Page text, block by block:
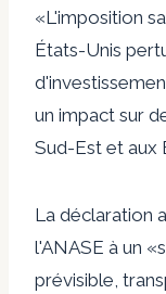
«L'imposition
États-Unis
un impact sur
Sud-Est et aux
La déclaration
l'ANASE à un
prévisible,